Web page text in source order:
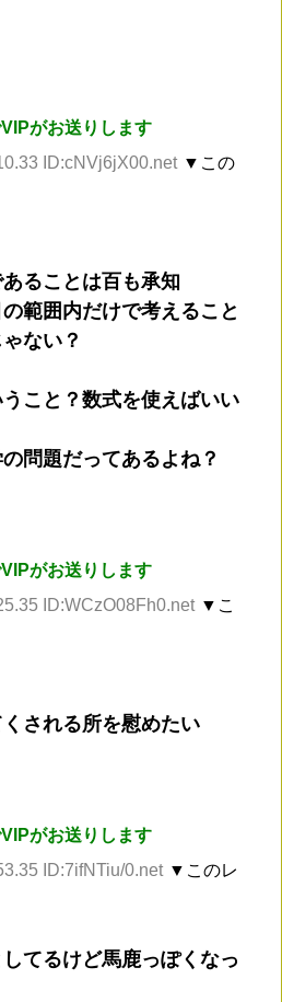
がお送りします
ID:cNVj6jX00.net ▼この
ることは百も承知
範囲内だけで考えること
ない？
こと？数式を使えばいい
問題だってあるよね？
がお送りします
ID:WCzO08Fh0.net ▼こ
される所を慰めたい
がお送りします
ID:7ifNTiu/0.net ▼このレ
てるけど馬鹿っぽくなっ